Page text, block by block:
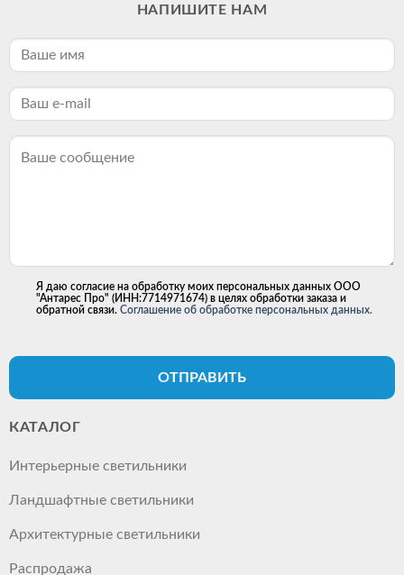
НАПИШИТЕ НАМ
Я даю согласие на обработку моих персональных данных ООО
"Антарес Про" (ИНН:7714971674) в целях обработки заказа и
обратной связи. Соглашение об обработке персональных данных.
ОТПРАВИТЬ
КАТАЛОГ
Интерьерные светильники
Ландшафтные светильники
Архитектурные светильники
Распродажа